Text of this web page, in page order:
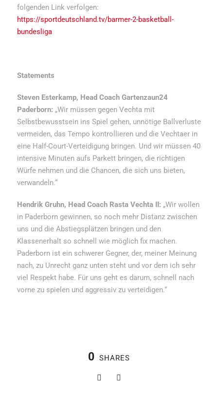
folgenden Link verfolgen:
https://sportdeutschland.tv/barmer-2-basketball-
bundesliga
Statements
Steven Esterkamp, Head Coach Gartenzaun24
Paderborn: „Wir müssen gegen Vechta mit
Selbstbewusstsein ins Spiel gehen, unnötige Ballverluste
vermeiden, das Tempo kontrollieren und die Vechtaer in
eine Half-Court-Verteidigung bringen. Und wir müssen 40
intensive Minuten aufs Parkett bringen, die richtigen
Würfe nehmen und die Chancen, die sich uns bieten,
verwandeln.“
Hendrik Gruhn, Head Coach Rasta Vechta II: „Wir wollen
in Paderborn gewinnen, so noch mehr Distanz zwischen
uns und die Abstiegsplätzen bringen und den
Klassenerhalt so schnell wie möglich fix machen.
Paderborn ist ein schwerer Gegner, der, meiner Meinung
nach, zu Unrecht ganz unten steht und vor dem ich sehr
viel Respekt habe. Für uns geht es darum, schnell nach
vorne zu spielen und aggressiv zu verteidigen.“
0 SHARES